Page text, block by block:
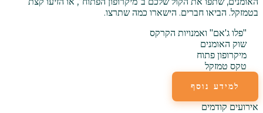
בטמזקל. הביאו חברים. הישארו כמה שתרצו.
"פלו ג'אם" ואמנויות הקרקס
שוק האומנים
מיקרופון פתוח
טקס טמזקל
למידע נוסף
אירועים קודמים